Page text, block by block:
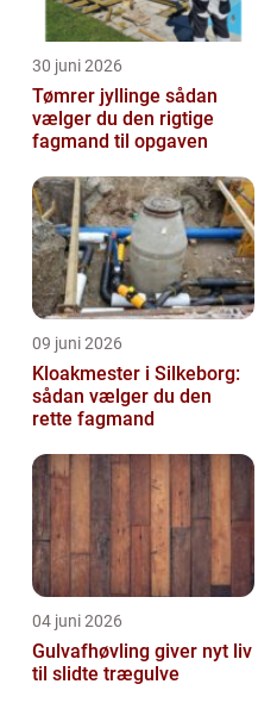
30 juni 2026
Tømrer jyllinge sådan
vælger du den rigtige
fagmand til opgaven
09 juni 2026
Kloakmester i Silkeborg:
sådan vælger du den
rette fagmand
04 juni 2026
Gulvafhøvling giver nyt liv
til slidte trægulve